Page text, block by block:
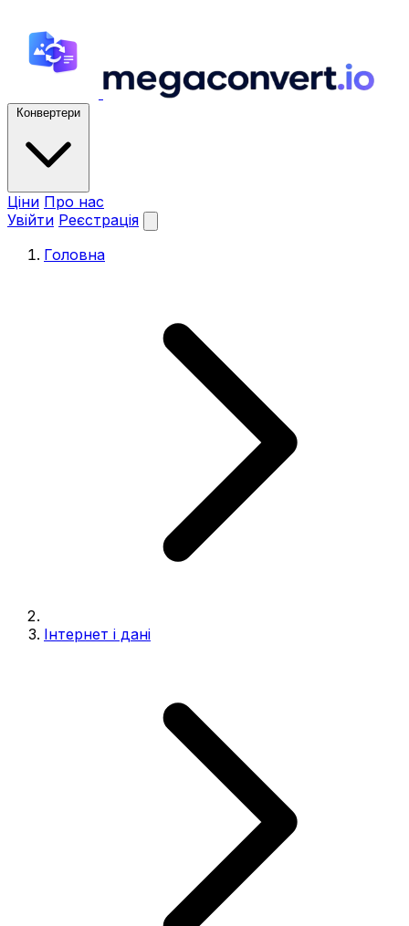
Конвертери
Ціни Про нас
Увійти Реєстрація
Головна
Інтернет і дані